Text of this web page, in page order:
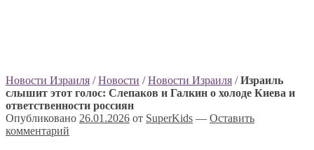
Новости Израиля /Новости /Новости Израиля /Израиль
слышит этот голос: Слепаков и Галкин о холоде Киева и
ответственности россиян
Опубликовано 26.01.2026 от SuperKids — Оставить
комментарий